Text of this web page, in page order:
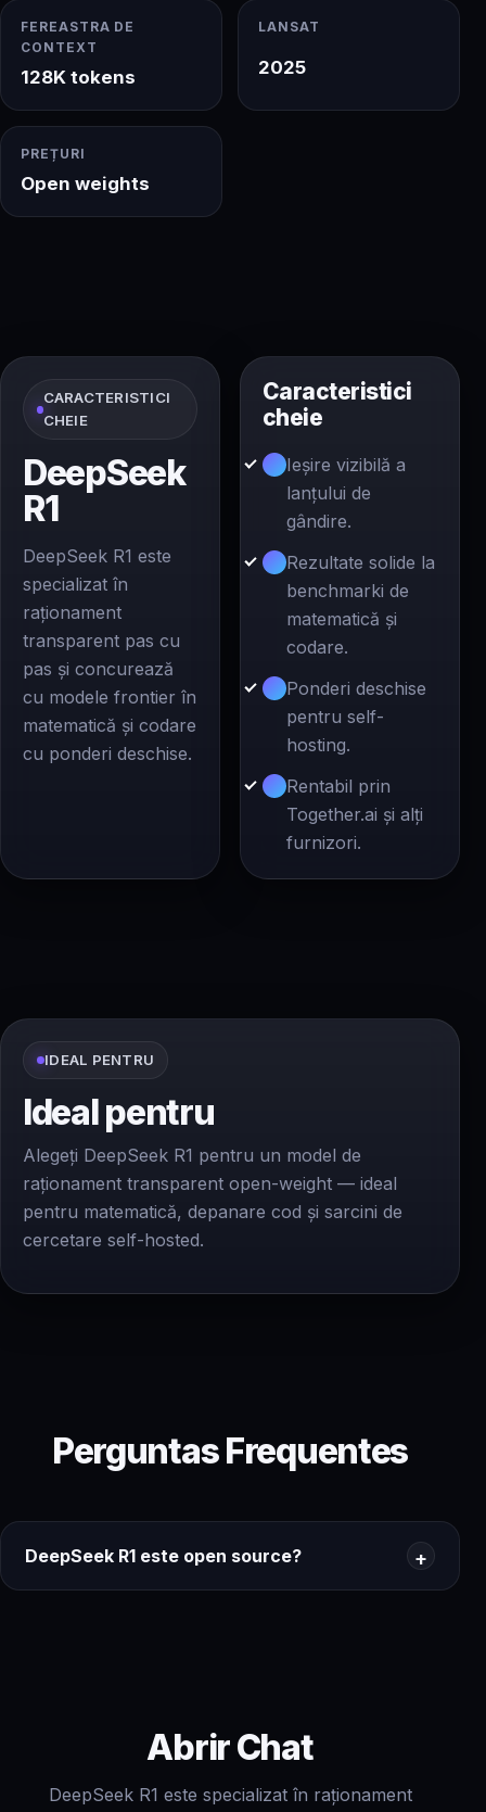
FEREASTRA DE
CONTEXT
128K tokens
LANSAT
2025
PREȚURI
Open weights
CARACTERISTICI
CHEIE
DeepSeek
R1
DeepSeek R1 este
specializat în
raționament
transparent pas cu
pas și concurează
cu modele frontier în
matematică și codare
cu ponderi deschise.
Caracteristici
cheie
Ieșire vizibilă a
lanțului de
gândire.
Rezultate solide la
benchmarki de
matematică și
codare.
Ponderi deschise
pentru self-
hosting.
Rentabil prin
Together.ai și alți
furnizori.
IDEAL PENTRU
Ideal pentru
Alegeți DeepSeek R1 pentru un model de
raționament transparent open-weight — ideal
pentru matematică, depanare cod și sarcini de
cercetare self-hosted.
Perguntas Frequentes
DeepSeek R1 este open source?
Abrir Chat
DeepSeek R1 este specializat în raționament